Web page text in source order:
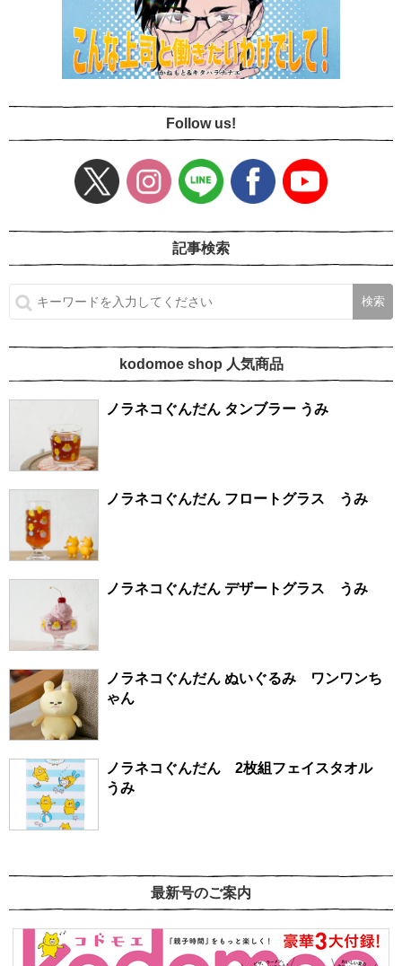
Follow us!
記事検索
kodomoe shop 人気商品
ノラネコぐんだん タンブラー うみ
ノラネコぐんだん フロートグラス うみ
ノラネコぐんだん デザートグラス うみ
ノラネコぐんだん ぬいぐるみ ワンワンち
ゃん
ノラネコぐんだん 2枚組フェイスタオル
うみ
最新号のご案内